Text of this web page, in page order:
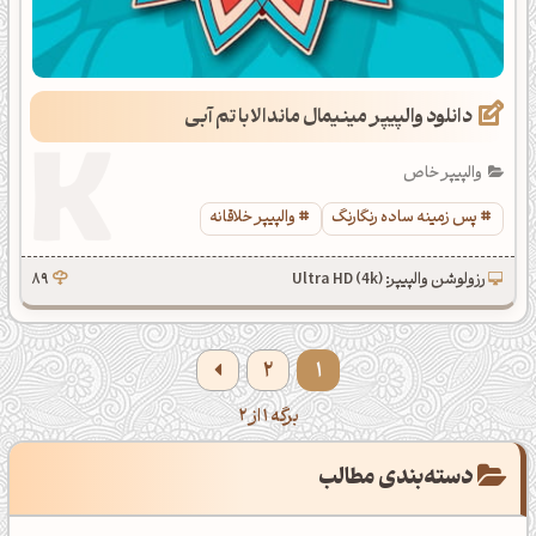
دانلود والپیپر مینیمال ماندالا با تم آبی
والپیپر خاص
پس زمینه ساده رنگارنگ
والپیپر خلاقانه
رزولوشن والپیپر: Ultra HD (4k) 89
1
2
برگه 1 از 2
دسته‌بندی مطالب